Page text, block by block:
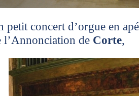
petit concert d’orgue en
l’Annonciation de Corte,